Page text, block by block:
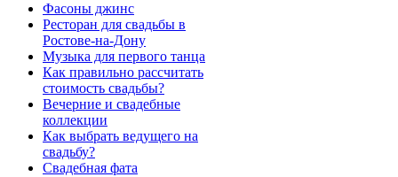
Фасоны джинс
Ресторан для свадьбы в
Ростове-на-Дону
Музыка для первого танца
Как правильно рассчитать
стоимость свадьбы?
Вечерние и свадебные
коллекции
Как выбрать ведущего на
свадьбу?
Свадебная фата